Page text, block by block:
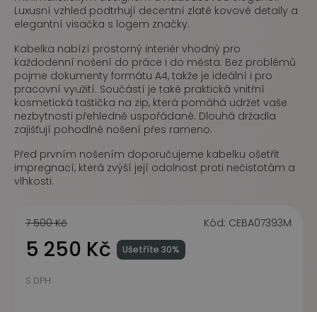
Luxusní vzhled podtrhují decentní zlaté kovové detaily a
elegantní visačka s logem značky.
Kabelka nabízí prostorný interiér vhodný pro
každodenní nošení do práce i do města. Bez problémů
pojme dokumenty formátu A4, takže je ideální i pro
pracovní využití. Součástí je také praktická vnitřní
kosmetická taštička na zip, která pomáhá udržet vaše
nezbytnosti přehledně uspořádané. Dlouhá držadla
zajišťují pohodlné nošení přes rameno.
Před prvním nošením doporučujeme kabelku ošetřit
impregnací, která zvýší její odolnost proti nečistotám a
vlhkosti.
7 500 Kč
5 250 Kč Ušetříte 30%
S DPH
Kód: CEBA07393M